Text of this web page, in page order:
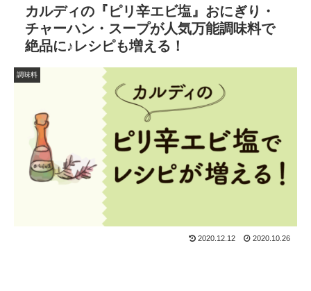
カルディの『ピリ辛エビ塩』おにぎり・
チャーハン・スープが人気万能調味料で
絶品に♪レシピも増える！
調味料
2020.12.12 2020.10.26